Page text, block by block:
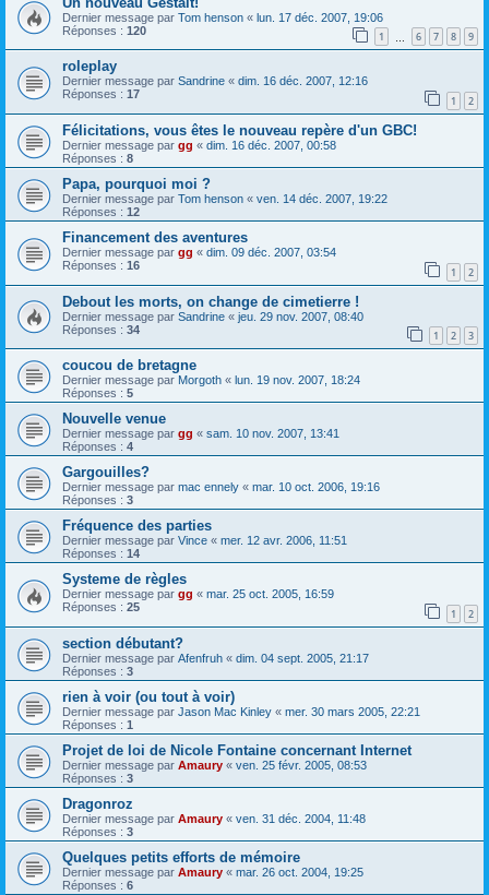
Dernier message par Tom henson « lun. 17 déc. 2007, 19:06
Réponses : 120 1 6 7 8 9
roleplay
Dernier message par Sandrine « dim. 16 déc. 2007, 12:16
Réponses : 17 1 2
Félicitations, vous êtes le nouveau repère d'un GBC!
Dernier message par gg « dim. 16 déc. 2007, 00:58
Réponses : 8
Papa, pourquoi moi ?
Dernier message par Tom henson « ven. 14 déc. 2007, 19:22
Réponses : 12
Financement des aventures
Dernier message par gg « dim. 09 déc. 2007, 03:54
Réponses : 16 1 2
Debout les morts, on change de cimetierre !
Dernier message par Sandrine « jeu. 29 nov. 2007, 08:40
Réponses : 34 1 2 3
coucou de bretagne
Dernier message par Morgoth « lun. 19 nov. 2007, 18:24
Réponses : 5
Nouvelle venue
Dernier message par gg « sam. 10 nov. 2007, 13:41
Réponses : 4
Gargouilles?
Dernier message par mac ennely « mar. 10 oct. 2006, 19:16
Réponses : 3
Fréquence des parties
Dernier message par Vince « mer. 12 avr. 2006, 11:51
Réponses : 14
Systeme de règles
Dernier message par gg « mar. 25 oct. 2005, 16:59
Réponses : 25 1 2
section débutant?
Dernier message par Afenfruh « dim. 04 sept. 2005, 21:17
Réponses : 3
rien à voir (ou tout à voir)
Dernier message par Jason Mac Kinley « mer. 30 mars 2005, 22:21
Réponses : 1
Projet de loi de Nicole Fontaine concernant Internet
Dernier message par Amaury « ven. 25 févr. 2005, 08:53
Réponses : 3
Dragonroz
Dernier message par Amaury « ven. 31 déc. 2004, 11:48
Réponses : 3
Quelques petits efforts de mémoire
Dernier message par Amaury « mar. 26 oct. 2004, 19:25
Réponses : 6